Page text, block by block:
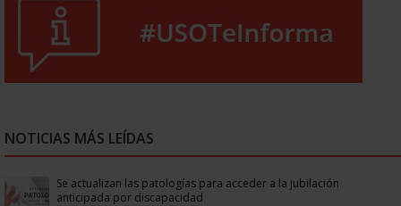
NOTICIAS MÁS LEÍDAS
Se actualizan las patologías para acceder a la jubilación
anticipada por discapacidad